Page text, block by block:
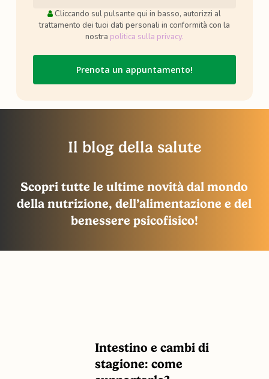
Cliccando sul pulsante qui in basso, autorizzi al
trattamento dei tuoi dati personali in conformità con la
nostra politica sulla privacy.
Il blog della salute
Scopri tutte le ultime novità dal mondo
della nutrizione, dell’alimentazione e del
benessere psicofisico!
Intestino
e
Intestino e cambi di
stagione: come